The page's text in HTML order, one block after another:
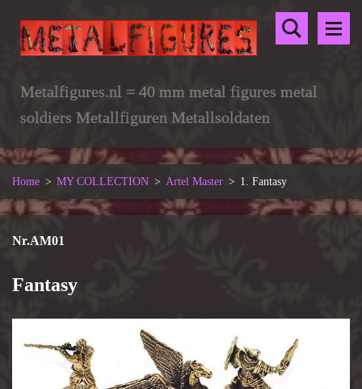
Metalfigures.nl = 40 mm metal figures metal
soldiers Metallfiguren Metallsoldaten
Home > MY COLLECTION > Artel Master > 1. Fantasy
Nr.AM01
Fantasy